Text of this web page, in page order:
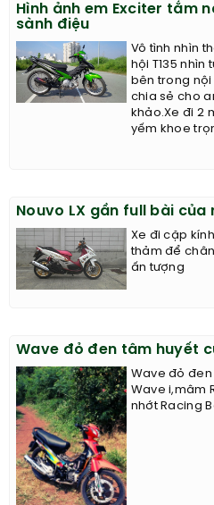
Hình ảnh em Exciter tắm
sành điệu
Vô tình nhìn
hội T135
bên trong
chia sẻ cho
khảo.Xe đi 2
yếm khoe
Nouvo LX gần full bài của
Xe đi cặp
thảm để
ấn tượng
Wave đỏ đen tâm huyết
Wave đỏ đen
Wave i,mâm
nhớt Racing